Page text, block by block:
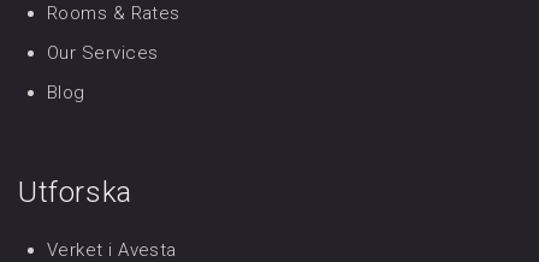
Rooms & Rates
Our Services
Blog
Utforska
Verket i Avesta